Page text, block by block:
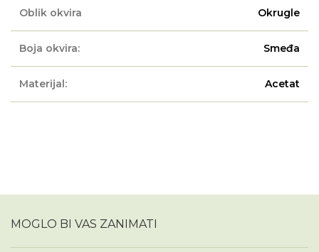
Oblik okvira Okrugle
Boja okvira: Smeđa
Materijal: Acetat
MOGLO BI VAS ZANIMATI